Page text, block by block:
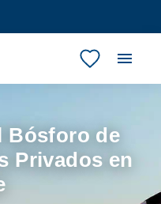
Bósforo de
Privados en